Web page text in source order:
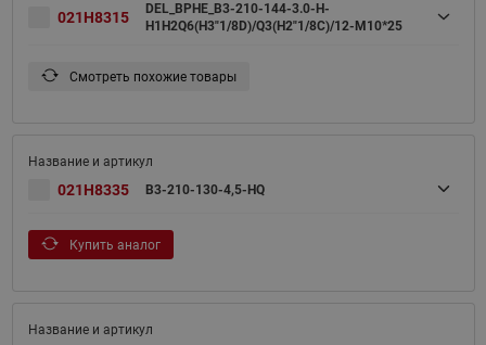
021H8315
DEL_BPHE_B3-210-144-3.0-H-
H1H2Q6(H3"1/8D)/Q3(H2"1/8C)/12-M10*25
Смотреть похожие товары
021H8335 B3-210-130-4,5-HQ
Купить аналог